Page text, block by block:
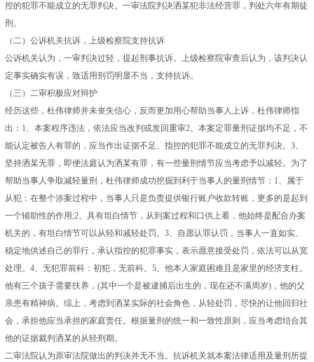
控的犯罪不能成立的无罪判决。一审法院判决洒某犯非法经营罪，判处六年有期徒
刑。
（二）公诉机关抗诉，上级检察院支持抗诉
公诉机关认为，一审判决过轻，提起刑事抗诉。上级检察院审查后认为，该判决认
定事实确实有误，致适用刑罚明显不当，支持抗诉。
（三）二审积极应对辩护
经历这些，杜伟律师并未丧失信心，反而更加用心帮助当事人上诉，杜伟律师指
出：1、本案程序违法，依法应当改判或发回重审2、本案定罪量刑证据均不足，不
能认定被告人有罪的，应当作出证据不足、指控的犯罪不能成立的无罪判决。3、
坚持洒某无罪，即便法庭认为洒某有罪，有一些量刑情节应当考虑予以减轻。为了
帮助当事人争取减轻量刑，杜伟律师成功挖掘到利于当事人的量刑情节：1、属于
从犯：在整个涉案过程中，当事人只是负责提供银行账户收款转账，更多的是起到
一个辅助性的作用;2、具有坦白情节，从到案过程和口供上看，他始终是配合办案
机关的，有坦白情节可以从轻和减轻处罚。3、自愿认罪认罚，当事人一直如实、
稳定地供述自己的罪行，承认指控的犯罪事实，表示愿意接受处罚，依法可以从宽
处理。4、无犯罪前科：初犯，无前科。5、他本人家庭困难且是家里的经济支柱。
他有三个孩子需要扶养，(其中一个是被逮捕后出生的，现在还不满周岁)，他的父
亲患有精神病。综上，考虑到洒某实际的社会角色，从轻处罚，尽快的让他回归社
会，承担他应当承担的家庭责任。根据量刑的统一和一致性原则，应当考虑结合其
他的证据裁判洒某的从轻刑期。
二审法院认为原审法院做出的判决并无不当。抗诉机关就本案法律适用及量刑所提